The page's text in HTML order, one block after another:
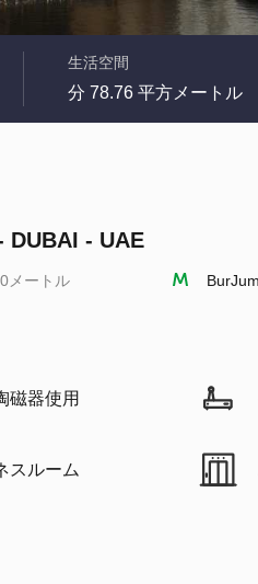
生活空間
分 78.76 平方メートル
DUBAI - UAE
メートル
磁器使用
スルーム